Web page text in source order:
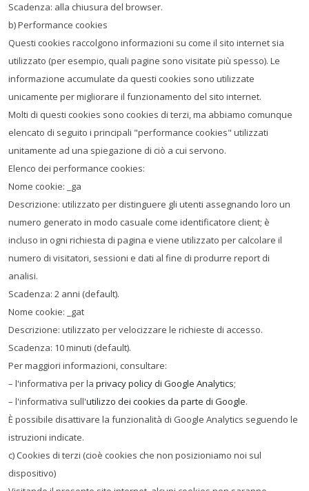
Scadenza: alla chiusura del browser.
b) Performance cookies
Questi cookies raccolgono informazioni su come il sito internet sia
utilizzato (per esempio, quali pagine sono visitate più spesso). Le
informazione accumulate da questi cookies sono utilizzate
unicamente per migliorare il funzionamento del sito internet.
Molti di questi cookies sono cookies di terzi, ma abbiamo comunque
elencato di seguito i principali "performance cookies" utilizzati
unitamente ad una spiegazione di ciò a cui servono.
Elenco dei performance cookies:
Nome cookie: _ga
Descrizione: utilizzato per distinguere gli utenti assegnando loro un
numero generato in modo casuale come identificatore client; è
incluso in ogni richiesta di pagina e viene utilizzato per calcolare il
numero di visitatori, sessioni e dati al fine di produrre report di
analisi.
Scadenza: 2 anni (default).
Nome cookie: _gat
Descrizione: utilizzato per velocizzare le richieste di accesso.
Scadenza: 10 minuti (default).
Per maggiori informazioni, consultare:
– l'informativa per la privacy policy di Google Analytics;
– l'informativa sull'utilizzo dei cookies da parte di Google.
È possibile disattivare la funzionalità di Google Analytics seguendo le
istruzioni indicate.
c) Cookies di terzi (cioè cookies che non posizioniamo noi sul
dispositivo)